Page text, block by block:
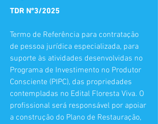
TDR Nº3/2025
Termo de Referência para contratação
de pessoa jurídica especializada, para
suporte às atividades desenvolvidas no
Programa de Investimento no Produtor
Consciente (PIPC), das propriedades
contempladas no Edital Floresta Viva. O
profissional será responsável por apoiar
a construção do Plano de Restauração,